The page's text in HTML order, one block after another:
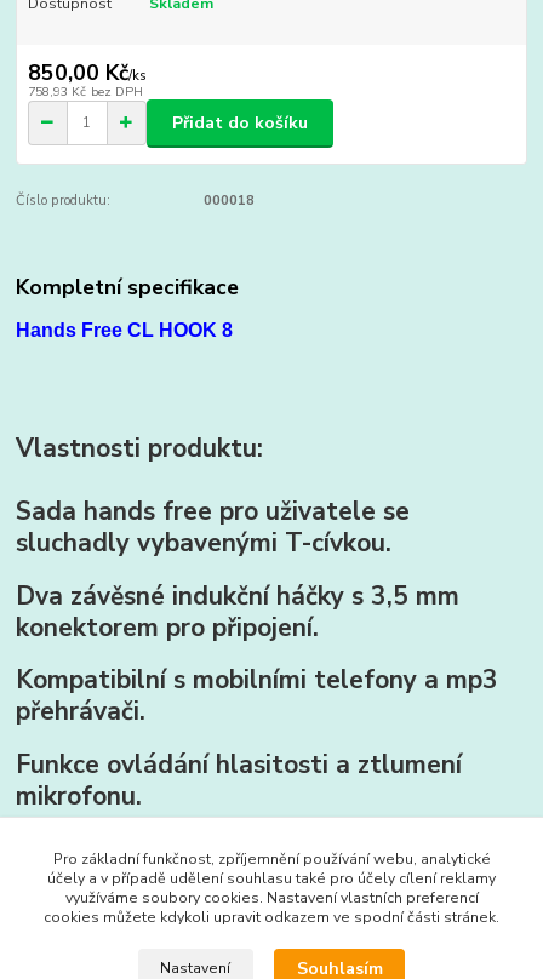
Dostupnost Skladem
850,00 Kč/ks
758,93 Kč bez DPH
Přidat do košíku
Číslo produktu: 000018
Kompletní specifikace
Hands Free CL HOOK 8
Vlastnosti produktu:
Sada hands free pro uživatele se
sluchadly vybavenými T-cívkou.
Dva závěsné indukční háčky s 3,5 mm
konektorem pro připojení.
Kompatibilní s mobilními telefony a mp3
přehrávači.
Funkce ovládání hlasitosti a ztlumení
mikrofonu.
Zboží zařazeno v kategoriích
Pomůcky pro nedoslýchavé
Pro základní funkčnost, zpříjemnění používání webu, analytické
účely a v případě udělení souhlasu také pro účely cílení reklamy
využíváme soubory cookies. Nastavení vlastních preferencí
cookies můžete kdykoli upravit odkazem ve spodní části stránek.
Nastavení Souhlasím